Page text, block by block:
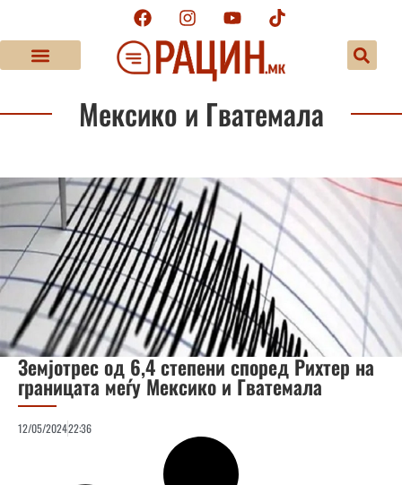
Мексико и Гватемала
Земјотрес од 6,4 степени според Рихтер на
границата меѓу Мексико и Гватемала
12/05/202422:36